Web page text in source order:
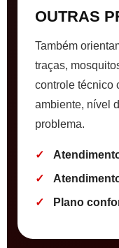
OUTRAS
Também
traças,
controle técnico
ambiente, nível
problema.
Plano